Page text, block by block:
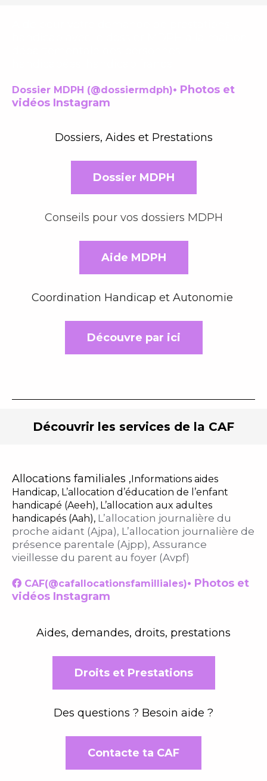
Dossier MDPH (@dossiermdph)• Photos et
vidéos Instagram
Dossiers, Aides et Prestations
Dossier MDPH
Conseils pour vos dossiers MDPH
Aide MDPH
Coordination Handicap et Autonomie
Découvre par ici
Découvrir les services de la CAF
Allocations familiales ,Informations aides
Handicap, L’allocation d’éducation de l’enfant
handicapé (Aeeh), L’allocation aux adultes
handicapés (Aah), L’allocation journalière du
proche aidant (Ajpa), L’allocation journalière de
présence parentale (Ajpp), Assurance
vieillesse du parent au foyer (Avpf)
 CAF(@cafallocationsfamilliales)• Photos et
vidéos Instagram
Aides, demandes, droits, prestations
Droits et Prestations
Des questions ? Besoin aide ?
Contacte ta CAF